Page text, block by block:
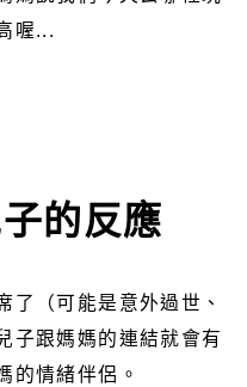
喔...
的反應
了（可能是意外過世、
子跟媽媽的連結就會有
的情緒伴侶。